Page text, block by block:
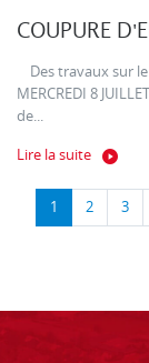
COUPURE
Des travaux sur
MERCREDI 8
de...
Lire la suite
1 2 3